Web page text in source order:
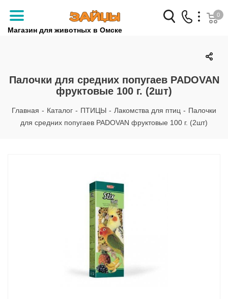
Магазин для животных в Омске
Заказать звонок
+7 (3812) 79-04-04
+7 (950) 959-88-32
0
Палочки для средних попугаев PADOVAN
фруктовые 100 г. (2шт)
Главная - Каталог - ПТИЦЫ - Лакомства для птиц - Палочки
для средних попугаев PADOVAN фруктовые 100 г. (2шт)